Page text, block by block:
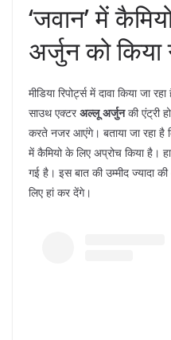
‘जवान’ में
अर्जुन को किया
मीडिया रिपोर्ट्स में दावा किया जा
साउथ एक्टरअल्लू अर्जुनकी एंट्री
करते नजर आएंगे। बताया जा रहा है
में कैमियो के लिए अप्रोच किया है।
गई है। इस बात की उम्मीद ज्यादा
लिए हां कर देंगे।